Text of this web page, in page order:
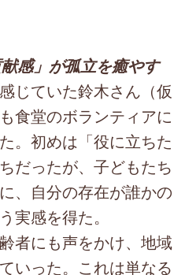
感」が孤立を癒やす
じていた鈴木さん（仮
食堂のボランティアに
。初めは「役に立ちた
だったが、子どもたち
、自分の存在が誰かの
実感を得た。
者にも声をかけ、地域
いった。これは単なる